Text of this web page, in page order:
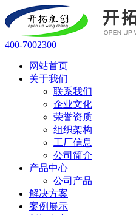
400-7002300
网站首页
关于我们
联系我们
企业文化
荣誉资质
组织架构
工厂信息
公司简介
产品中心
公司产品
解决方案
案例展示